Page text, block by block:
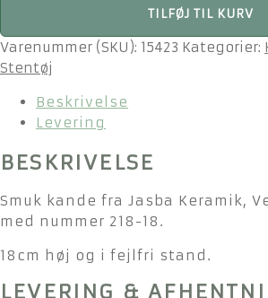
200,00kr..150,00kr..
Germany
-
med
mønster
218-
antal
TILFØJ TIL KURV
Varenummer (SKU): 15423 Kategorier:
Stentøj
Beskrivelse
Levering
BESKRIVELSE
Smuk kande fra Jasba Keramik,
med nummer 218-18.
18cm høj og i fejlfri stand.
LEVERING &